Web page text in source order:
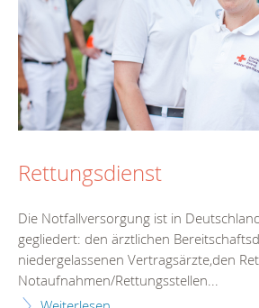
Rettungsdienst
Die Notfallversorgung ist in
gegliedert: den ärztlichen
niedergelassenen Vertragsärzte,den
Notaufnahmen/Rettungsstellen...